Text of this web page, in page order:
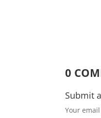
0
Submit
Your